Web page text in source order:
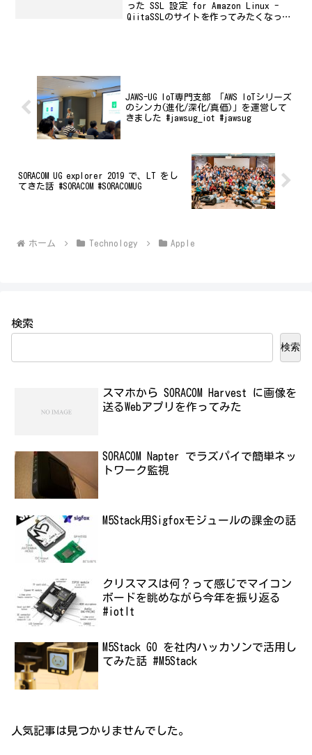
った SSL 設定 for Amazon Linux -
QiitaSSLのサイトを作ってみたくなった
JAWS-UG IoT専門支部 「AWS IoTシリーズ
のシンカ(進化/深化/真価)」を運営して
きました #jawsug_iot #jawsug
SORACOM UG explorer 2019 で、LT をし
てきた話 #SORACOM #SORACOMUG
ホーム Technology Apple
検索
検索
スマホから SORACOM Harvest に画像を
送るWebアプリを作ってみた
SORACOM Napter でラズパイで簡単ネッ
トワーク監視
M5Stack用Sigfoxモジュールの課金の話
クリスマスは何？って感じでマイコン
ボードを眺めながら今年を振り返る
#iotlt
M5Stack GO を社内ハッカソンで活用し
てみた話 #M5Stack
人気記事は見つかりませんでした。